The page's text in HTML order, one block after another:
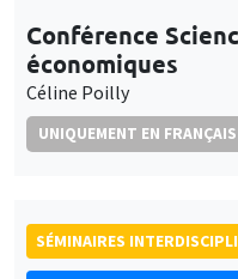
Conférence
économiques
Céline Poilly
UNIQUEMENT EN FRANÇAIS
SÉMINAIRES